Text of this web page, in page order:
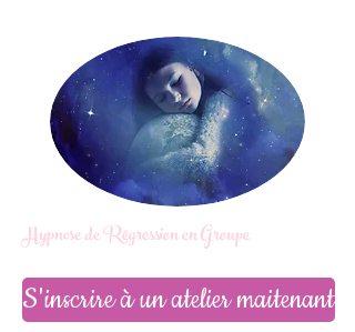
Hypnose de Régression en Groupe
S'inscrire à un atelier maitenant